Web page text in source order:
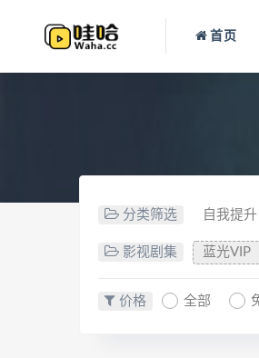
首页
分类筛选 自我提升
影视剧集 蓝光VIP
价格 全部